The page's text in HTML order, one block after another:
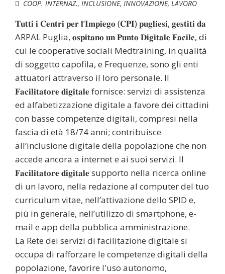
COOP. INTERNAZ., INCLUSIONE, INNOVAZIONE, LAVORO
𝐓𝐮𝐭𝐭𝐢 𝐢 𝐂𝐞𝐧𝐭𝐫𝐢 𝐩𝐞𝐫 𝐥’𝐈𝐦𝐩𝐢𝐞𝐠𝐨 (𝐂𝐏𝐈) 𝐩𝐮𝐠𝐥𝐢𝐞𝐬𝐢, 𝐠𝐞𝐬𝐭𝐢𝐭𝐢 𝐝𝐚
ARPAL Puglia, 𝐨𝐬𝐩𝐢𝐭𝐚𝐧𝐨 𝐮𝐧 𝐏𝐮𝐧𝐭𝐨 𝐃𝐢𝐠𝐢𝐭𝐚𝐥𝐞 𝐅𝐚𝐜𝐢𝐥𝐞, di
cui le cooperative sociali Medtraining, in qualità
di soggetto capofila, e Frequenze, sono gli enti
attuatori attraverso il loro personale. Il
𝐅𝐚𝐜𝐢𝐥𝐢𝐭𝐚𝐭𝐨𝐫𝐞 𝐝𝐢𝐠𝐢𝐭𝐚𝐥𝐞 fornisce: servizi di assistenza
ed alfabetizzazione digitale a favore dei cittadini
con basse competenze digitali, compresi nella
fascia di età 18/74 anni; contribuisce
all’inclusione digitale della popolazione che non
accede ancora a internet e ai suoi servizi. Il
𝐅𝐚𝐜𝐢𝐥𝐢𝐭𝐚𝐭𝐨𝐫𝐞 𝐝𝐢𝐠𝐢𝐭𝐚𝐥𝐞 supporto nella ricerca online
di un lavoro, nella redazione al computer del tuo
curriculum vitae, nell’attivazione dello SPID e,
più in generale, nell’utilizzo di smartphone, e-
mail e app della pubblica amministrazione.
La Rete dei servizi di facilitazione digitale si
occupa di rafforzare le competenze digitali della
popolazione, favorire l'uso autonomo,